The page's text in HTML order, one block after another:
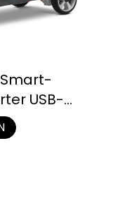
USB-
Staufach